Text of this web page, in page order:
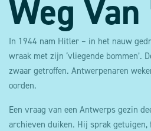
Weg Van
In 1944 nam Hitler – in het nauw
wraak met zijn ‘vliegende bommen’.
zwaar getroffen. Antwerpenaren
oorden.
Een vraag van een Antwerps gezin
archieven duiken. Hij sprak getuigen,